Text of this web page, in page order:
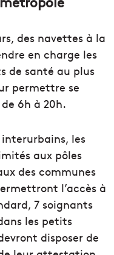
des navettes à la
en charge les
de santé au plus
permettre se
6h à 20h.
interurbains, les
aux pôles
des communes
l’accès à
7 soignants
les petits
disposer de